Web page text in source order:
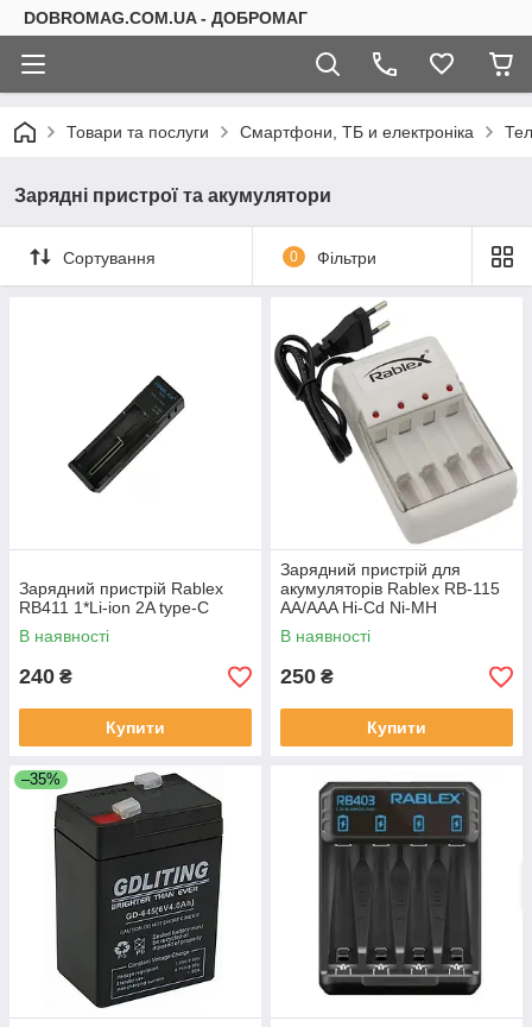
DOBROMAG.COM.UA - ДОБРОМАГ
Товари та послуги Смартфони, ТБ и електроніка
Зарядні пристрої та акумулятори
Сортування 0 Фільтри
Зарядний пристрій Rablex
RB411 1*Li-ion 2A type-C
В наявності
240 ₴
Купити
Зарядний пристрій для
акумуляторів Rablex RB-115
AA/AAA Hi-Cd Ni-MH
В наявності
250 ₴
Купити
–35%